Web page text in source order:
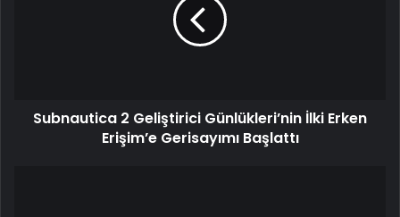
Subnautica 2 Geliştirici Günlükleri’nin İlki Erken
Erişim’e Gerisayımı Başlattı